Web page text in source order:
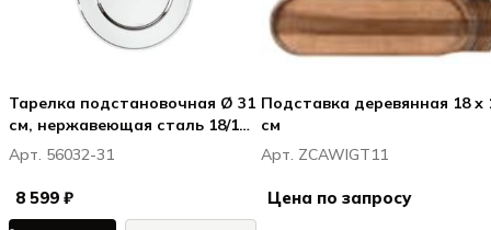
Тарелка подстановочная Ø 31
см, нержавеющая сталь 18/10,
серия Elite, Самбоне /
Sambonet
Арт. 56032-31
8 599 ₽
Подставка деревянная 18 х
см
Арт. ZCAWIGT11
Цена по запросу